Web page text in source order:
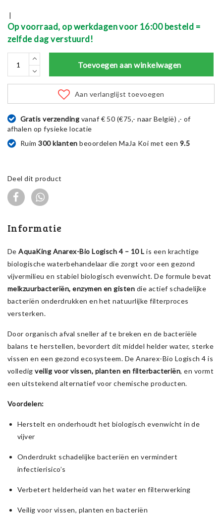
|
Op voorraad, op werkdagen voor 16:00 besteld =
zelfde dag verstuurd!
Toevoegen aan winkelwagen
Aan verlanglijst toevoegen
Gratis verzending vanaf € 50 (€75,- naar België) ,- of
afhalen op fysieke locatie
Ruim300 klanten beoordelen MaJa Koi met een 9.5
Deel dit product
Informatie
DeAquaKing Anarex-Bio Logisch 4 – 10 L is een krachtige
biologische waterbehandelaar die zorgt voor een gezond
vijvermilieu en stabiel biologisch evenwicht. De formule bevat
melkzuurbacteriën, enzymen en gisten die actief schadelijke
bacteriën onderdrukken en het natuurlijke filterproces
versterken.
Door organisch afval sneller af te breken en de bacteriële
balans te herstellen, bevordert dit middel helder water, sterke
vissen en een gezond ecosysteem. De Anarex-Bio Logisch 4 is
volledigveilig voor vissen, planten en filterbacteriën, en vormt
een uitstekend alternatief voor chemische producten.
Voordelen:
Herstelt en onderhoudt het biologisch evenwicht in de
vijver
Onderdrukt schadelijke bacteriën en vermindert
infectierisico’s
Verbetert helderheid van het water en filterwerking
Veilig voor vissen, planten en bacteriën